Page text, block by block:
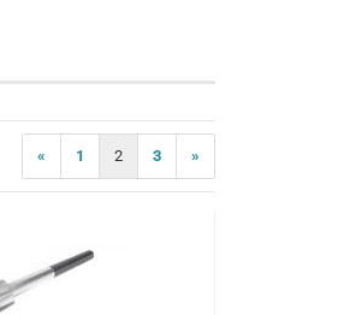
« 1 2 3 »